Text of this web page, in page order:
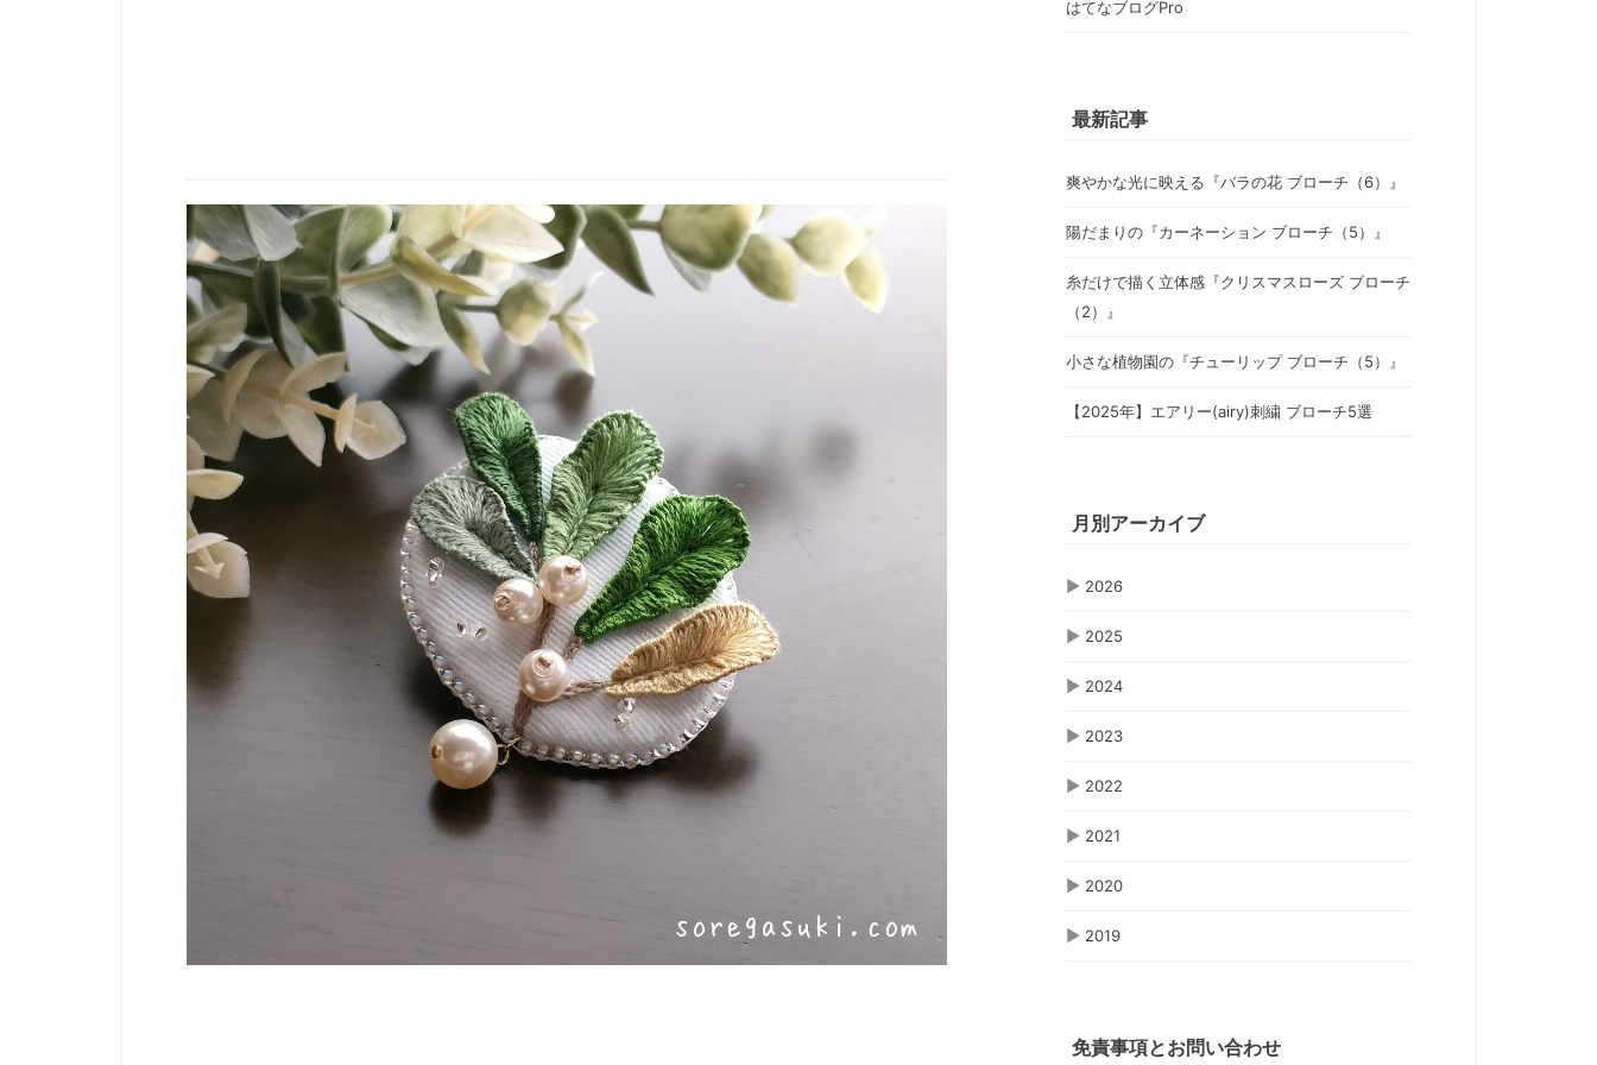
はてなブログPro
最新記事
爽やかな光に映える『バラの花 ブローチ（6）』
陽だまりの『カーネーション ブローチ（5）』
糸だけで描く立体感『クリスマスローズ ブローチ
（2）』
小さな植物園の『チューリップ ブローチ（5）』
【2025年】エアリー(airy)刺繍 ブローチ5選
月別アーカイブ
▶ 2026
▶ 2025
▶ 2024
▶ 2023
▶ 2022
▶ 2021
▶ 2020
▶ 2019
免責事項とお問い合わせ